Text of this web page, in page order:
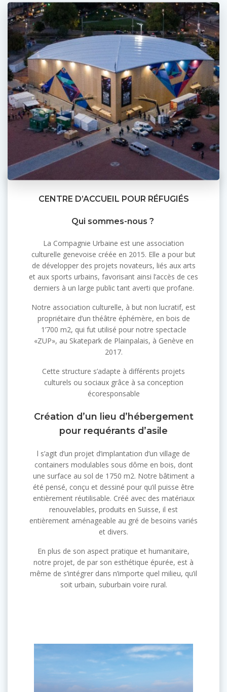
CENTRE D’ACCUEIL POUR RÉFUGIÉS
Qui sommes-nous ?
La Compagnie Urbaine est une association
culturelle genevoise créée en 2015. Elle a pour but
de développer des projets novateurs, liés aux arts
et aux sports urbains, favorisant ainsi l’accès de ces
derniers à un large public tant averti que profane.
Notre association culturelle, à but non lucratif, est
propriétaire d’un théâtre éphémère, en bois de
1’700 m2, qui fut utilisé pour notre spectacle
«ZUP», au Skatepark de Plainpalais, à Genève en
2017.
Cette structure s’adapte à différents projets
culturels ou sociaux grâce à sa conception
écoresponsable
Création d’un lieu d’hébergement
pour requérants d’asile
l s’agit d’un projet d’implantation d’un village de
containers modulables sous dôme en bois, dont
une surface au sol de 1750 m2. Notre bâtiment a
été pensé, conçu et dessiné pour qu’il puisse être
entièrement réutilisable. Créé avec des matériaux
renouvelables, produits en Suisse, il est
entièrement aménageable au gré de besoins variés
et divers.
En plus de son aspect pratique et humanitaire,
notre projet, de par son esthétique épurée, est à
même de s’intégrer dans n’importe quel milieu, qu’il
soit urbain, suburbain voire rural.